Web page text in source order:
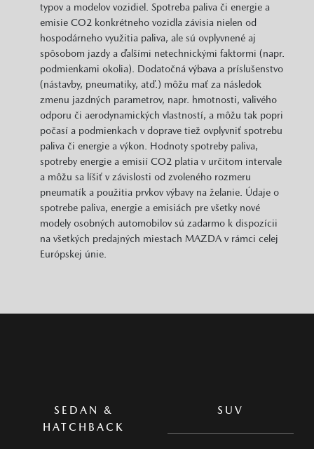
typov a modelov vozidiel. Spotreba paliva či energie a
emisie CO2 konkrétneho vozidla závisia nielen od
hospodárneho využitia paliva, ale sú ovplyvnené aj
spôsobom jazdy a ďalšími netechnickými faktormi (napr.
podmienkami okolia). Dodatočná výbava a príslušenstvo
(nástavby, pneumatiky, atď.) môžu mať za následok
zmenu jazdných parametrov, napr. hmotnosti, valivého
odporu či aerodynamických vlastností, a môžu tak popri
počasí a podmienkach v doprave tiež ovplyvniť spotrebu
paliva či energie a výkon. Hodnoty spotreby paliva,
spotreby energie a emisií CO2 platia v určitom intervale
a môžu sa líšiť v závislosti od zvoleného rozmeru
pneumatík a použitia prvkov výbavy na želanie. Údaje o
spotrebe paliva, energie a emisiách pre všetky nové
modely osobných automobilov sú zadarmo k dispozícii
na všetkých predajných miestach MAZDA v rámci celej
Európskej únie.
SEDAN &
HATCHBACK
SUV